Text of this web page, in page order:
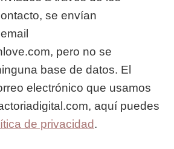
se envían
pero no se
base de datos. El
electrónico que usamos
aquí puedes
de privacidad.